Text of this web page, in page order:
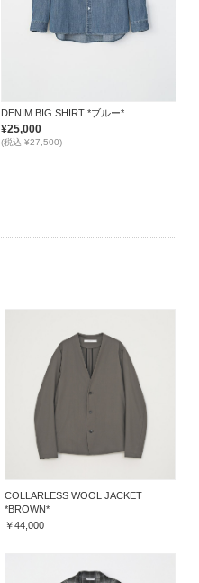
DENIM BIG SHIRT *ブルー*
¥25,000
(税込 ¥27,500)
COLLARLESS WOOL JACKET
*BROWN*
￥44,000